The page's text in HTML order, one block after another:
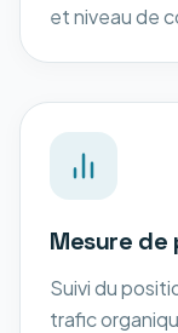
et niveau de
Mesure
Suivi du
trafic